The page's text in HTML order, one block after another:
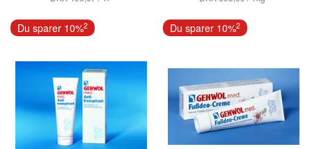
Eduard Gerlach GmbH Eduard Gerlach GmbH
Du sparer 10%2 Du sparer 10%2